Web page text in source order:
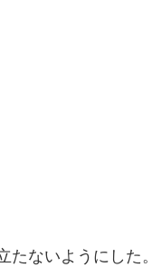
ないようにした。